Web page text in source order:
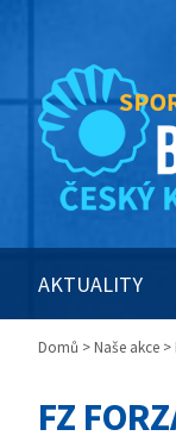
AKTUALITY
Domů > Naše akce >
FZ